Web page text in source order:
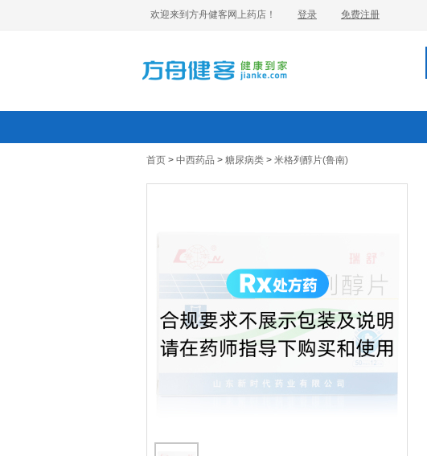
欢迎来到方舟健客网上药店！ 登录 免费注册
首页 > 中西药品 > 糖尿病类 > 米格列醇片(鲁南)